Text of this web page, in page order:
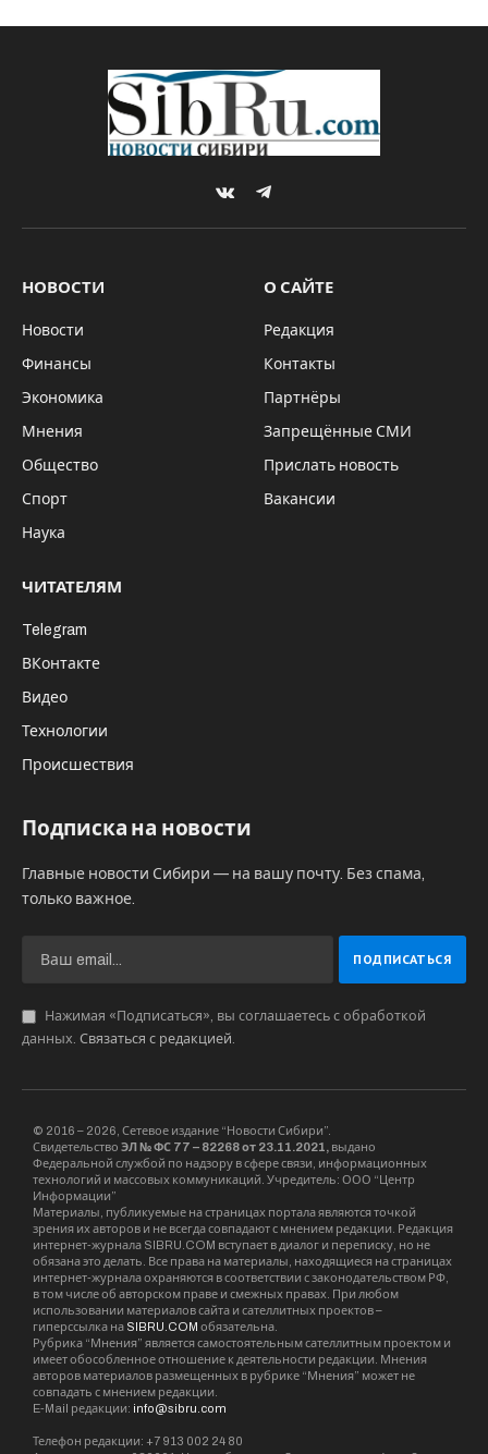
как справиться с боязнью и
побороть предрассудки
общества
23.12.2024 ЗДРАВООХРАНЕНИЕ
Многие люди, страдающие от
зависимости, сталкиваются с
которые мешают им обратиться за
профессиональной помощью.
Стигматизация, страх перед осуждением
и недоверие к медицинским учреждениям
остаются главными барьерами на пути к
на дом недорого, помогают людям начать
конфиденциальность и избегая излишнего
Стигматизация: главный
враг на пути к
выздоровлению
Одной из главных причин, по которой люди
избегают обращаться к наркологу, является
страх осуждения со стороны общества. В
большинстве случаев зависимость
воспринимается не как заболевание, а как
проявление слабости или аморального
поведения. Это заставляет пациентов
скрывать свою проблему, избегать
консультаций с врачами и пытаться